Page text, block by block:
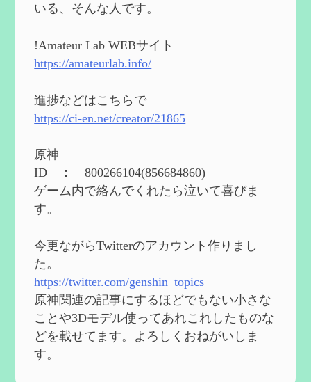
2024/05/12
能と3凸までを更新
2024/05/11
eを3BBB化してみた
2024/04/26
能と3凸まで
2024/04/03
第４８回 ヌヴィレットの性能と凸比較
更新
2024/2/10
能 それぞれの強みなどを作成
2024/2/04
第５２回 璃月精鋭狩ルート【沈玉の谷
編】を作成
2024/1/25
Ultimate Trainerの使い方【RE2】を作成
2024/1/23
いる、そんな人です。
!Amateur Lab WEBサイト
https://amateurlab.info/
進捗などはこちらで
https://ci-en.net/creator/21865
原神
ID ： 800266104(856684860)
ゲーム内で絡んでくれたら泣いて喜びま
す。
今更ながらTwitterのアカウント作りまし
た。
https://twitter.com/genshin_topics
原神関連の記事にするほどでもない小さな
ことや3Dモデル使ってあれこれしたものな
どを載せてます。よろしくおねがいしま
す。